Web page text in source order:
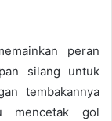
peran
silang untuk
tembakannya
mencetak gol